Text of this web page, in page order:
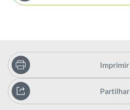
Imprimir
Partilhar